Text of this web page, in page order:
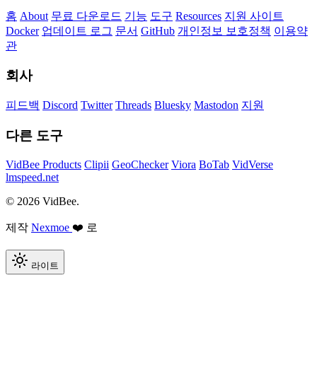
홈 About 무료 다운로드 기능 도구 Resources 지원 사이트
Docker 업데이트 로그 문서 GitHub 개인정보 보호정책 이용약
관
회사
피드백 Discord Twitter Threads Bluesky Mastodon 지원
다른 도구
VidBee Products Clipii GeoChecker Viora BoTab VidVerse
lmspeed.net
© 2026 VidBee.
제작 Nexmoe ❤️ 로
라이트